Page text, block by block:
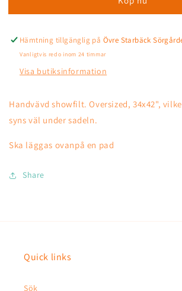
Hämtning tillgänglig på Övre Starbäck
Vanligtvis redo inom 24 timmar
Visa butiksinformation
Handvävd showfilt. Oversized, 34x42",
syns väl under sadeln.
Ska läggas ovanpå en pad
Share
Quick links
Sök